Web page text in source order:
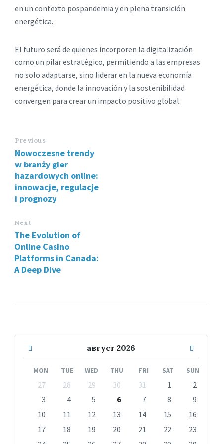
en un contexto pospandemia y en plena transición
energética.
El futuro será de quienes incorporen la digitalización
como un pilar estratégico, permitiendo a las empresas
no solo adaptarse, sino liderar en la nueva economía
energética, donde la innovación y la sostenibilidad
convergen para crear un impacto positivo global.
Previous
Nowoczesne trendy
w branży gier
hazardowych online:
innowacje, regulacje
i prognozy
Next
The Evolution of
Online Casino
Platforms in Canada:
A Deep Dive
август 2026
MON TUE WED THU FRI SAT SUN
calendar
27 28 29 30 31 1
2
3
4 5 6 7 8
9
10
11 12 13 14 15
16
17
18 19 20 21 22
23